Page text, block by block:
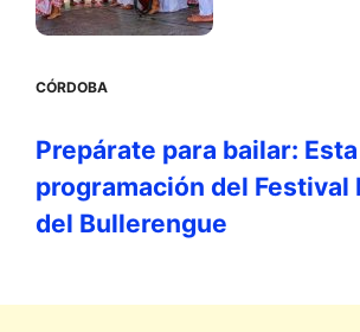
CÓRDOBA
Prepárate para bailar:
programación del Festival
del Bullerengue